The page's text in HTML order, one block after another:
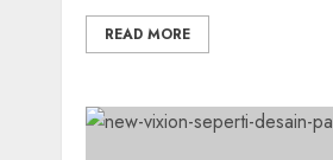
READ MORE